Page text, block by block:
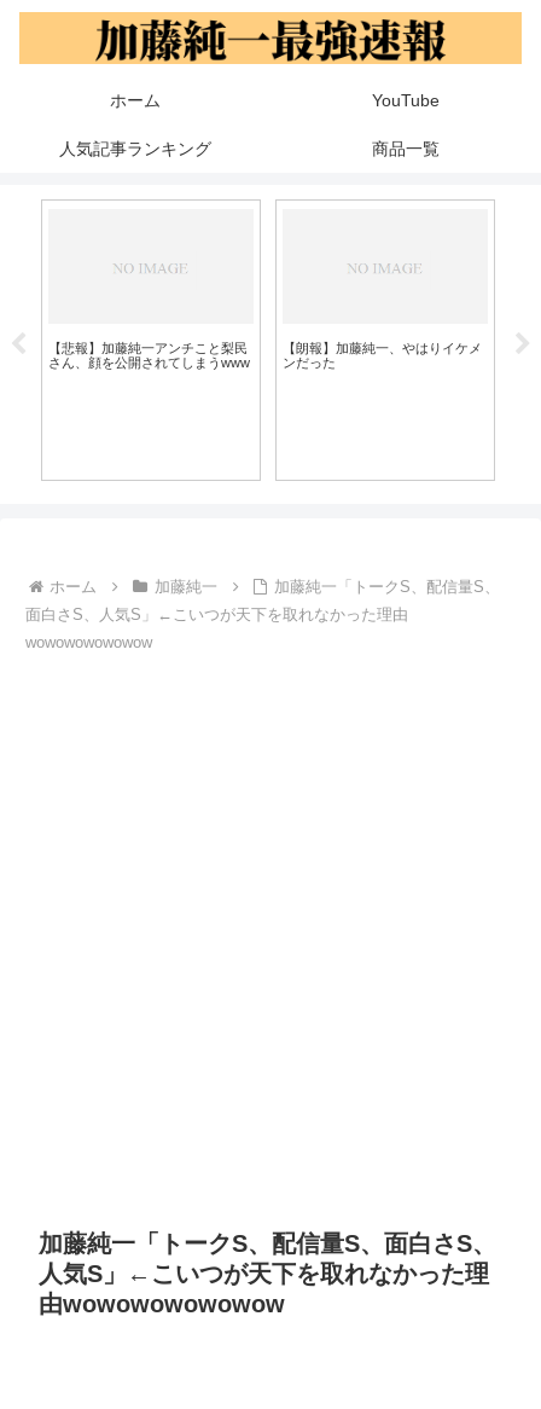
ホーム YouTube
人気記事ランキング 商品一覧
【悲報】加藤純一アンチこと梨民
さん、顔を公開されてしまうwww
【朗報】加藤純一、やはりイケメ
ンだった
ホーム 加藤純一
加藤純一「トークS、配信量S、
面白さS、人気S」←こいつが天下を取れなかった理由
wowowowowowow
加藤純一「トークS、配信量S、面白さS、
人気S」←こいつが天下を取れなかった理
由wowowowowowow